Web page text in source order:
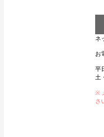
ネ
お
土
※
さ